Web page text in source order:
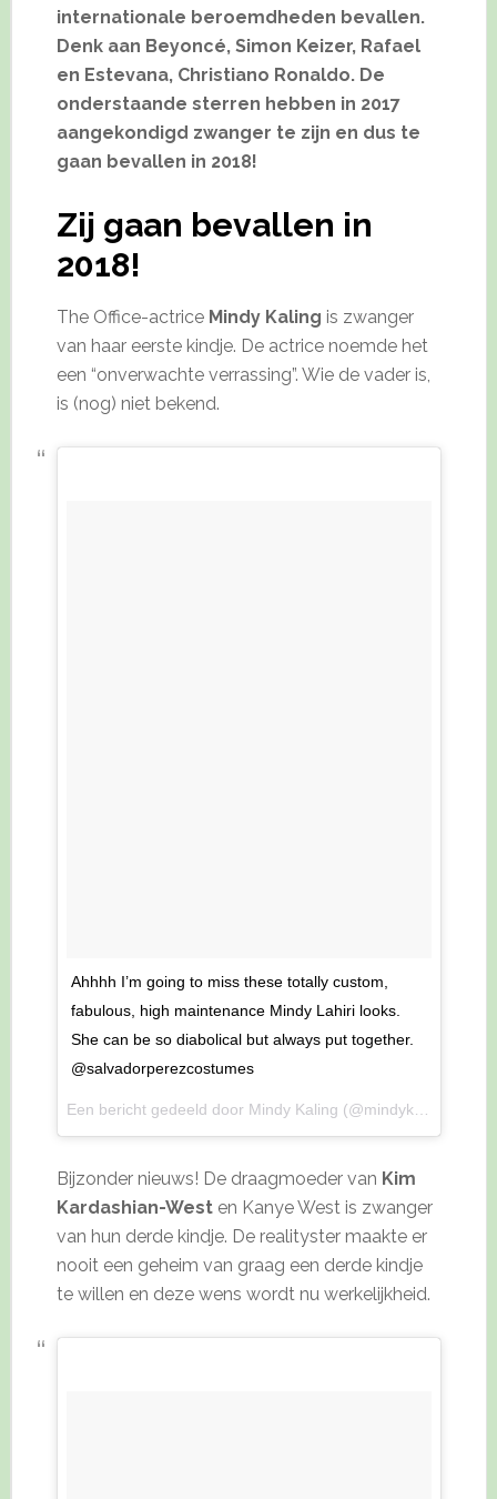
internationale beroemdheden bevallen.
Denk aan Beyoncé, Simon Keizer, Rafael
en Estevana, Christiano Ronaldo. De
onderstaande sterren hebben in 2017
aangekondigd zwanger te zijn en dus te
gaan bevallen in 2018!
Zij gaan bevallen in
2018!
The Office-actrice Mindy Kaling is zwanger
van haar eerste kindje. De actrice noemde het
een “onverwachte verrassing”. Wie de vader is,
is (nog) niet bekend.
Ahhhh I’m going to miss these totally custom,
fabulous, high maintenance Mindy Lahiri looks.
She can be so diabolical but always put together.
@salvadorperezcostumes
Bijzonder nieuws! De draagmoeder van Kim
Kardashian-Westen Kanye West is zwanger
van hun derde kindje. De realityster maakte er
nooit een geheim van graag een derde kindje
te willen en deze wens wordt nu werkelijkheid.